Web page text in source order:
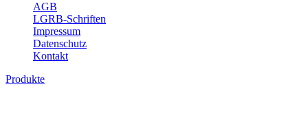
AGB
LGRB-Schriften
Impressum
Datenschutz
Kontakt
Produkte